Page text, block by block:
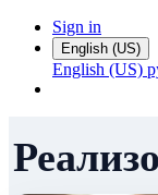
Sign in
English (US)
English (US)